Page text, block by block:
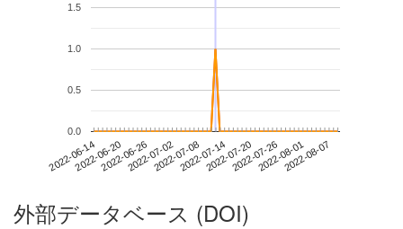
2022-06-142022-06-202022-06-262022-07-022022-07-082022-07-142022-07-202022-07-262022-08-012022-08-07
0.0
0.5
1.0
1.5
外部データベース (DOI)